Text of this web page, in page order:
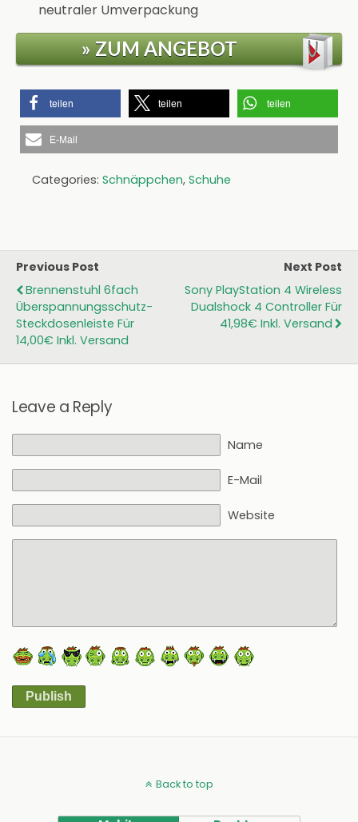
neutraler Umverpackung
» ZUM ANGEBOT
teilen teilen teilen
E-Mail
Categories: Schnäppchen, Schuhe
Previous Post
Brennenstuhl 6fach
Überspannungsschutz-
Steckdosenleiste Für
14,00€ Inkl. Versand
Next Post
Sony PlayStation 4 Wireless
Dualshock 4 Controller Für
41,98€ Inkl. Versand
Leave a Reply
Name
E-Mail
Website
Publish
Back to top